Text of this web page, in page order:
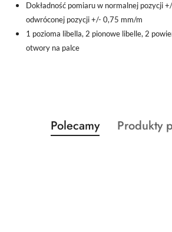
Dokładność pomiaru w normalnej pozycji
odwróconej pozycji +/- 0,75 mm/m
1 pozioma libella, 2 pionowe libelle, 2
otwory na palce
Pomiń karuzelę produktów
Produkty
o
Polecamy
Produkty
Produkty